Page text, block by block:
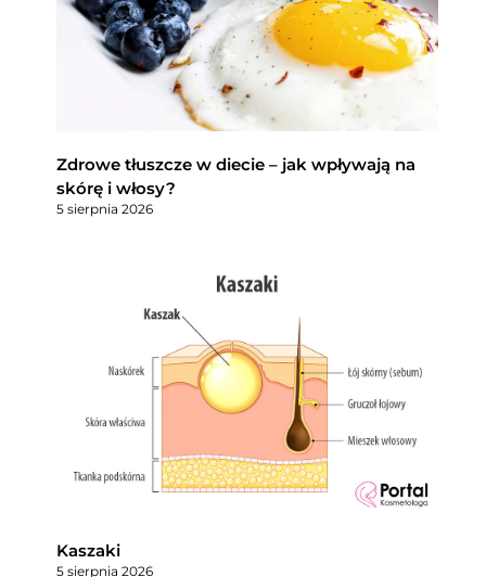
Zdrowe tłuszcze w diecie – jak wpływają na
skórę i włosy?
5 sierpnia 2026
Kaszaki
5 sierpnia 2026